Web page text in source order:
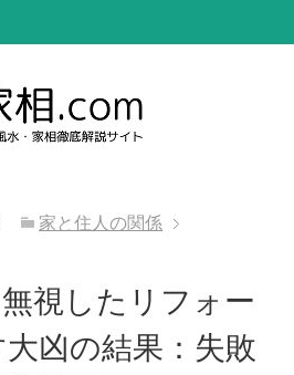
家と住人の関係
視したリフォー
凶の結果：失敗